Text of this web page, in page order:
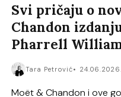
Svi pričaju o
Chandon
Pharrell
Tara Petrović 24.06.2026.
Moët & Chandon i ove